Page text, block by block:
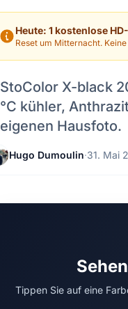
Heute: 1 kostenlose
Reset um Mitternacht.
StoColor X-black
°C kühler,
eigenen Hausfoto.
Hugo Dumoulin·31. Mai
Tippen Sie auf eine